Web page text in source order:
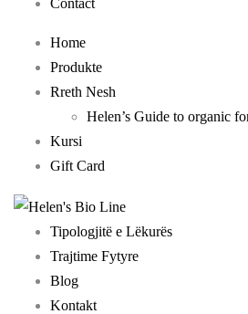
Contact
Home
Produkte
Rreth Nesh
Helen’s Guide to organic
Kursi
Gift Card
Tipologjitë e Lëkurës
Trajtime Fytyre
Blog
Kontakt